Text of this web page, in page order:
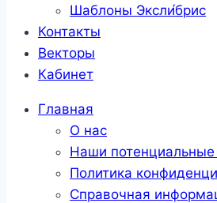
Шаблоны Эксли́брис
Контакты
Векторы
Кабинет
Главная
О нас
Наши потенциальные
Политика
Справочная